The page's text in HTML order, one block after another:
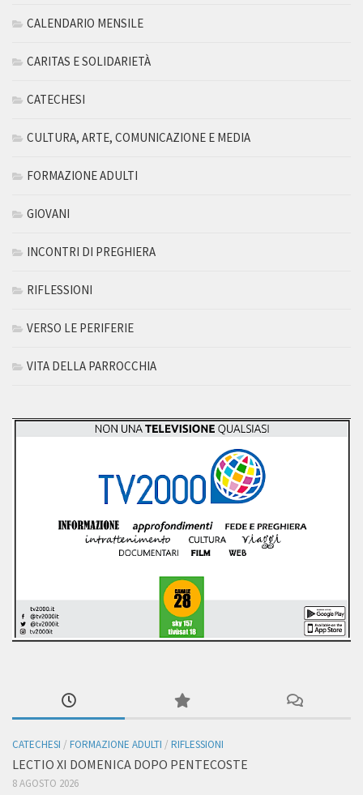
CALENDARIO MENSILE
CARITAS E SOLIDARIETÀ
CATECHESI
CULTURA, ARTE, COMUNICAZIONE E MEDIA
FORMAZIONE ADULTI
GIOVANI
INCONTRI DI PREGHIERA
RIFLESSIONI
VERSO LE PERIFERIE
VITA DELLA PARROCCHIA
CATECHESI / FORMAZIONE ADULTI / RIFLESSIONI
LECTIO XI DOMENICA DOPO PENTECOSTE
8 AGOSTO 2026